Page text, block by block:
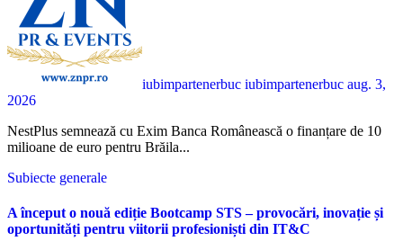
iubimpartenerbuc iubimpartenerbuc aug. 3,
2026
NestPlus semnează cu Exim Banca Românească o finanțare de 10
milioane de euro pentru Brăila...
Subiecte generale
A început o nouă ediție Bootcamp STS – provocări, inovație și
oportunități pentru viitorii profesioniști din IT&C